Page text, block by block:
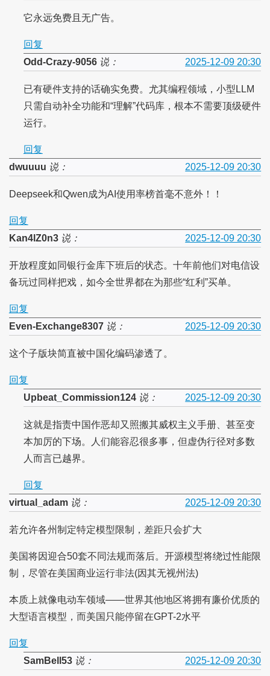
它永远免费且无广告。
回复
Odd-Crazy-9056说： 2025-12-09 20:30
已有硬件支持的话确实免费。尤其编程领域，小型LLM
只需自动补全功能和“理解”代码库，根本不需要顶级硬件
运行。
回复
dwuuuu 说： 2025-12-09 20:30
Deepseek和Qwen成为AI使用率榜首毫不意外！！
回复
Kan4lZ0n3说： 2025-12-09 20:30
开放程度如同银行金库下班后的状态。十年前他们对电信设
备玩过同样把戏，如今全世界都在为那些“红利”买单。
回复
Even-Exchange8307说： 2025-12-09 20:30
这个子版块简直被中国化编码渗透了。
回复
Upbeat_Commission124说： 2025-12-09 20:30
这就是指责中国作恶却又照搬其威权主义手册、甚至变
本加厉的下场。人们能容忍很多事，但虚伪行径对多数
人而言已越界。
回复
virtual_adam说： 2025-12-09 20:30
若允许各州制定特定模型限制，差距只会扩大
美国将因迎合50套不同法规而落后。开源模型将绕过性能限
制，尽管在美国商业运行非法(因其无视州法)
本质上就像电动车领域——世界其他地区将拥有廉价优质的
大型语言模型，而美国只能停留在GPT-2水平
回复
SamBell53说： 2025-12-09 20:30